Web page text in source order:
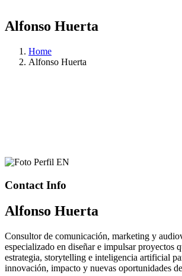
Alfonso Huerta
Home
Alfonso Huerta
Contact Info
Alfonso Huerta
Consultor de comunicación, marketing y
especializado en diseñar e impulsar proyectos
estrategia, storytelling e inteligencia artificial
innovación, impacto y nuevas oportunidades